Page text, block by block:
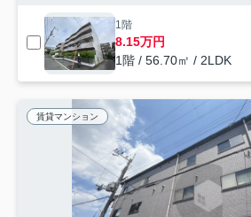
1階
8.15万円
1階 / 56.70㎡ / 2LDK
賃貸マンション